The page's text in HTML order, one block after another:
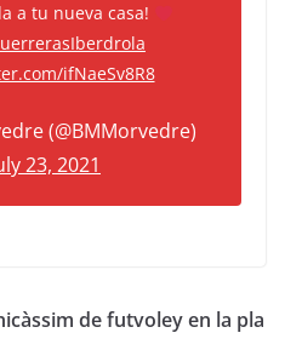
a tu nueva casa!
ifNaeSv8R8
(@BMMorvedre)
23, 2021
de futvoley en la pla